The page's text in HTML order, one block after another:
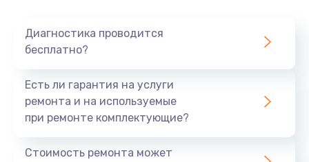
Диагностика проводится
бесплатно?
Есть ли гарантия на услуги
ремонта и на используемые
при ремонте комплектующие?
Стоимость ремонта может